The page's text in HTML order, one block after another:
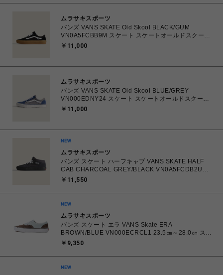
ムラサキスポーツ
バンズ VANS SKATE Old Skool BLACK/GUM
VN0A5FCBB9M スケート スケートオールドスクール
23.5㎝～28.0㎝ スニーカー メンズ レディース シュー
￥11,000
ムラサキスポーツ
バンズ VANS SKATE Old Skool BLUE/GREY
VN000EDNY24 スケート スケートオールドスクール
26.0㎝～28.0㎝ スニーカー メンズ シューズ
￥11,000
ムラサキスポーツ
バンズ スケート ハーフキャブ VANS SKATE HALF
CAB CHARCOAL GREY/BLACK VN0A5FCDB2U
26.0㎝～28.0㎝ スニーカー メンズ シューズ
く】
￥11,550
ムラサキスポーツ
バンズ スケート エラ VANS Skate ERA
BROWN/BLUE VN000ECRCL1 23.5㎝～28.0㎝ スニ
ーカー メンズ レディース シューズ 0198266445786
￥9,350